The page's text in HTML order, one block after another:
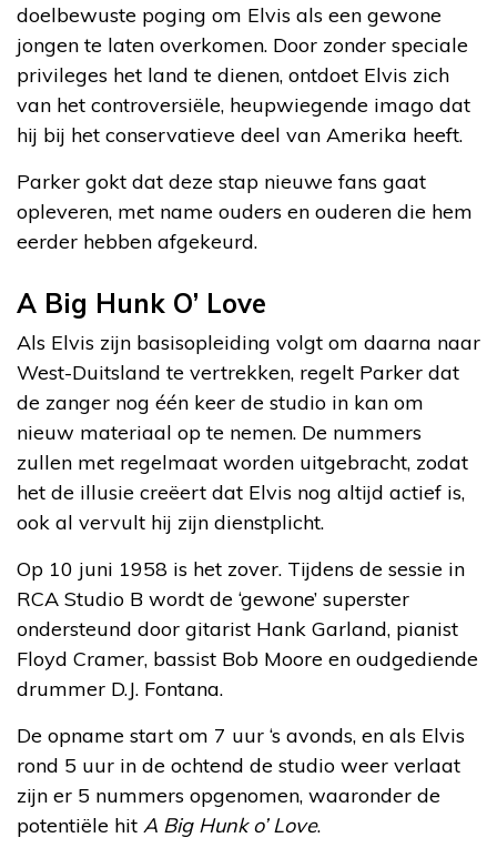
doelbewuste poging om Elvis als een gewone
jongen te laten overkomen. Door zonder speciale
privileges het land te dienen, ontdoet Elvis zich
van het controversiële, heupwiegende imago dat
hij bij het conservatieve deel van Amerika heeft.
Parker gokt dat deze stap nieuwe fans gaat
opleveren, met name ouders en ouderen die hem
eerder hebben afgekeurd.
A Big Hunk O’ Love
Als Elvis zijn basisopleiding volgt om daarna naar
West-Duitsland te vertrekken, regelt Parker dat
de zanger nog één keer de studio in kan om
nieuw materiaal op te nemen. De nummers
zullen met regelmaat worden uitgebracht, zodat
het de illusie creëert dat Elvis nog altijd actief is,
ook al vervult hij zijn dienstplicht.
Op 10 juni 1958 is het zover. Tijdens de sessie in
RCA Studio B wordt de ‘gewone’ superster
ondersteund door gitarist Hank Garland, pianist
Floyd Cramer, bassist Bob Moore en oudgediende
drummer D.J. Fontana.
De opname start om 7 uur ‘s avonds, en als Elvis
rond 5 uur in de ochtend de studio weer verlaat
zijn er 5 nummers opgenomen, waaronder de
potentiële hit A Big Hunk o’ Love.